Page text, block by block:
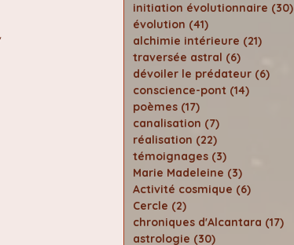
initiation évolutionnaire (30)
évolution (41)
alchimie intérieure (21)
traversée astral (6)
dévoiler le prédateur (6)
conscience-pont (14)
poèmes (17)
canalisation (7)
réalisation (22)
témoignages (3)
Marie Madeleine (3)
Activité cosmique (6)
Cercle (2)
chroniques d'Alcantara (17)
astrologie (30)